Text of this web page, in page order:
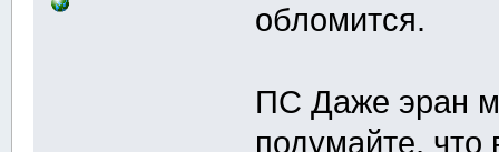
обломится.
ПС Даже эран
подумайте,